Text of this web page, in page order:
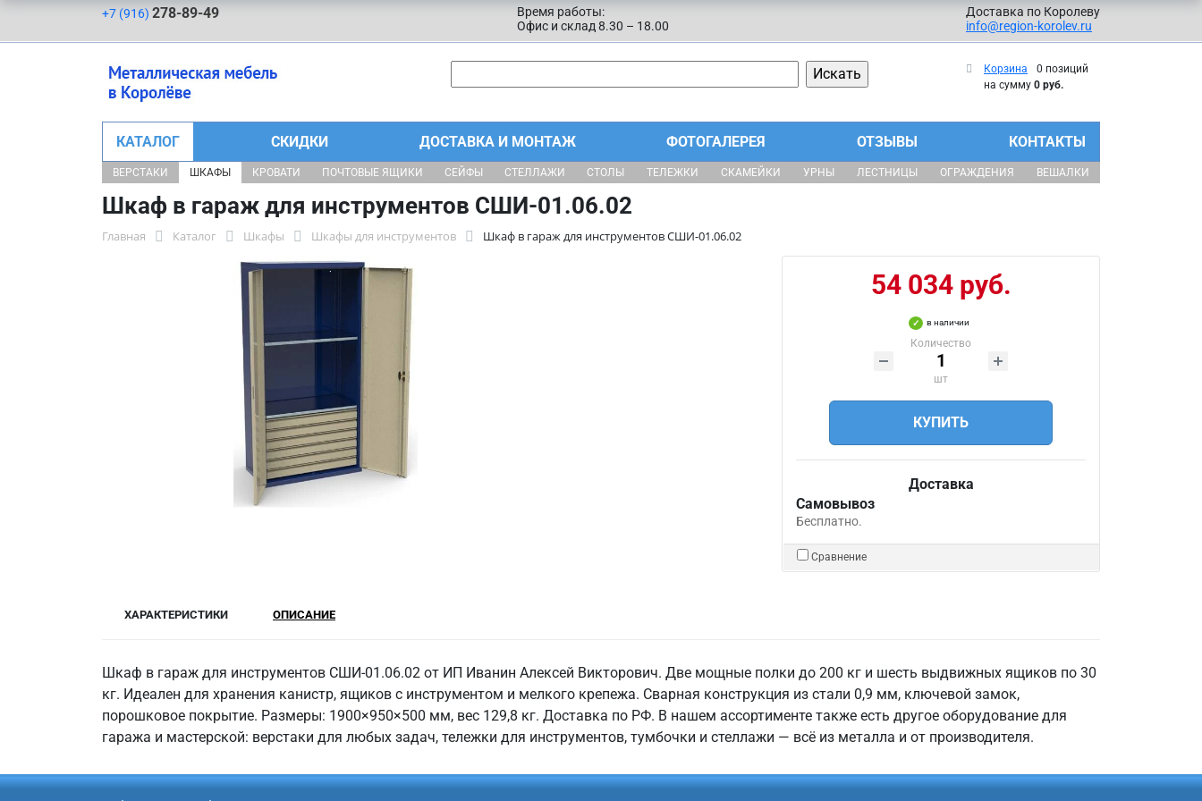
+7 (916) 278-89-49
Время работы:
Офис и склад 8.30 – 18.00
Доставка по Королеву
info@region-korolev.ru
Корзина
0 позиций
на сумму 0 руб.
КАТАЛОГ СКИДКИ ДОСТАВКА И МОНТАЖ ФОТОГАЛЕРЕЯ ОТЗЫВЫ КОНТАКТЫ
ВЕРСТАКИ ШКАФЫ КРОВАТИ ПОЧТОВЫЕ ЯЩИКИ СЕЙФЫ СТЕЛЛАЖИ СТОЛЫ ТЕЛЕЖКИ СКАМЕЙКИ УРНЫ ЛЕСТНИЦЫ ОГРАЖДЕНИЯ ВЕШАЛКИ
Шкаф в гараж для инструментов СШИ-01.06.02
Главная Каталог Шкафы Шкафы для инструментов Шкаф в гараж для инструментов СШИ-01.06.02
54 034 руб.
в наличии
Количество
шт
КУПИТЬ
Доставка
Самовывоз
Бесплатно.
Сравнение
ХАРАКТЕРИСТИКИ ОПИСАНИЕ
Шкаф в гараж для инструментов СШИ-01.06.02 от ИП Иванин Алексей Викторович. Две мощные полки до 200 кг и шесть выдвижных ящиков по 30
кг. Идеален для хранения канистр, ящиков с инструментом и мелкого крепежа. Сварная конструкция из стали 0,9 мм, ключевой замок,
порошковое покрытие. Размеры: 1900×950×500 мм, вес 129,8 кг. Доставка по РФ. В нашем ассортименте также есть другое оборудование для
гаража и мастерской: верстаки для любых задач, тележки для инструментов, тумбочки и стеллажи — всё из металла и от производителя.